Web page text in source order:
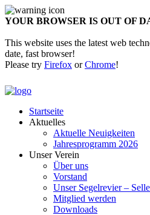
YOUR BROWSER IS OUT OF
This website uses the latest web
date, fast browser!
Please try Firefox orChrome!
Startseite
Aktuelles
Aktuelle Neuigkeiten
Jahresprogramm 2026
Unser Verein
Über uns
Vorstand
Unser Segelrevier –
Mitglied werden
Downloads